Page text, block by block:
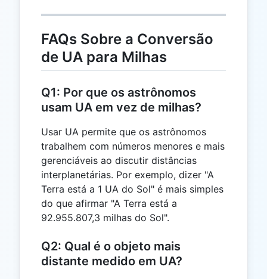
FAQs Sobre a Conversão
de UA para Milhas
Q1: Por que os astrônomos
usam UA em vez de milhas?
Usar UA permite que os astrônomos
trabalhem com números menores e mais
gerenciáveis ​​ao discutir distâncias
interplanetárias. Por exemplo, dizer "A
Terra está a 1 UA do Sol" é mais simples
do que afirmar "A Terra está a
92.955.807,3 milhas do Sol".
Q2: Qual é o objeto mais
distante medido em UA?